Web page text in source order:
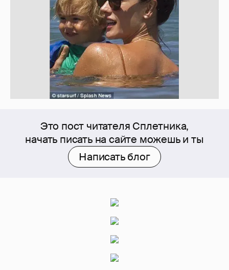
Это пост читателя Сплетника,
начать писать на сайте можешь и ты
Написать блог